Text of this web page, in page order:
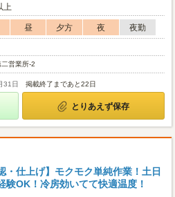
上
昼 夕方 夜
夜勤
営業所-2
31日 掲載終了まであと22日
とりあえず保存
・仕上げ】モクモク単純作業！土日
OK！冷房効いてて快適温度！